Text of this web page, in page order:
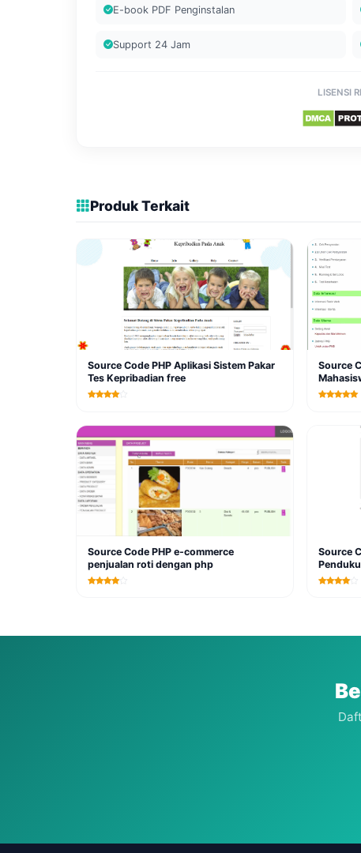
E-book PDF Penginstalan
Support 24 Jam
LISENSI
Produk Terkait
Source Code PHP Aplikasi Sistem Pakar
Tes Kepribadian free
Source
Source Code PHP e-commerce
penjualan roti dengan php
Source